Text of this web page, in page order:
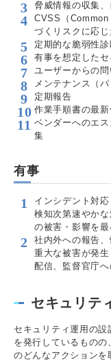
脅威情報の収集
CVSS（
づくリスクに応
定期的な脆弱性
有事を想定した
ユーザーからの
メンテナンス（
定期報告
作業手順書の最新
ベンダーへのエ
集
有事
インシデント対応
検知次第速やか
の被害・影響を最
社内外への報告、
重大な被害が発
配信、監督官庁へ
セキュリテ
セキュリティ運用の
を発行しているもの
のどんなアクションを